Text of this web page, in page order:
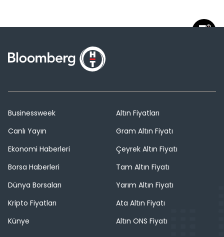
Businessweek
Canlı Yayın
Ekonomi Haberleri
Borsa Haberleri
Dünya Borsaları
Kripto Fiyatları
Künye
Altın Fiyatları
Gram Altın Fiyatı
Çeyrek Altın Fiyatı
Tam Altın Fiyatı
Yarım Altın Fiyatı
Ata Altın Fiyatı
Altın ONS Fiyatı